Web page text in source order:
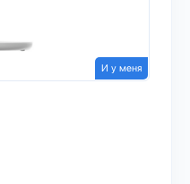
И у меня